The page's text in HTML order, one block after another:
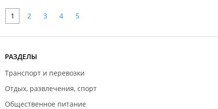
1 2 3 4 5
РАЗДЕЛЫ
Транспорт и перевозки
Отдых, развлечения, спорт
Общественное питание